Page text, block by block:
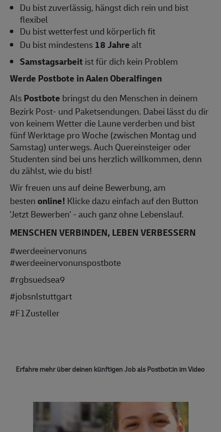
Du bist zuverlässig, hängst dich rein und bist
flexibel
Du bist wetterfest und körperlich fit
Du bist mindestens 18 Jahrealt
Samstagsarbeit ist für dich kein Problem
Werde Postbote in Aalen Oberalfingen
AlsPostbote bringst du den Menschen in deinem
Bezirk Post- und Paketsendungen. Dabei lässt du dir
von keinem Wetter die Laune verderben und bist
fünf Werktage pro Woche (zwischen Montag und
Samstag) unterwegs. Auch Quereinsteiger oder
Studenten sind bei uns herzlich willkommen, denn
du zählst, wie du bist!
Wir freuen uns auf deine Bewerbung, am
bestenonline! Klicke dazu einfach auf den Button
'Jetzt Bewerben' - auch ganz ohne Lebenslauf.
MENSCHEN VERBINDEN, LEBEN VERBESSERN
#werdeeinervonuns
#werdeeinervonunspostbote
#rgbsuedsea9
#jobsnlstuttgart
#F1Zusteller
Erfahre mehr über deinen künftigen Job als Postbot:in im Video